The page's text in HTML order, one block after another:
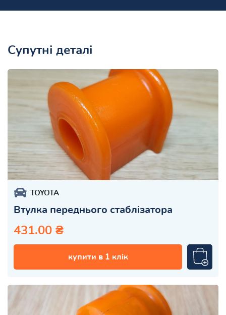
Супутні деталі
TOYOTA
Втулка переднього стаблізатора
431.00 ₴
купити в 1 клік